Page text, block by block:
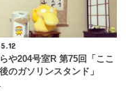
や204号室R 第75回「ここ
のガソリンスタンド」